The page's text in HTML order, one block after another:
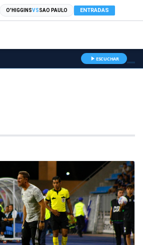
O'HIGGINSVSSAO PAULO ENTRADAS
ESCUCHAR